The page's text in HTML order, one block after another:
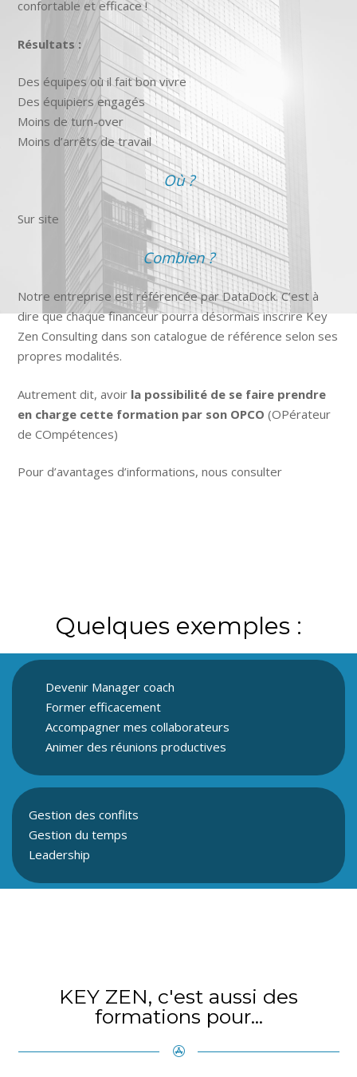
confortable et efficace !
Résultats :
Des équipes où il fait bon vivre
Des équipiers engagés
Moins de turn-over
Moins d’arrêts de travail
Où ?
Sur site
Combien ?
Notre entreprise est référencée par DataDock. C’est à
dire que chaque financeur pourra désormais inscrire Key
Zen Consulting dans son catalogue de référence selon ses
propres modalités.
Autrement dit, avoir la possibilité de se faire prendre
en charge cette formation par son OPCO (OPérateur
de COmpétences)
Pour d’avantages d’informations, nous consulter
Quelques exemples :
Devenir Manager coach
Former efficacement
Accompagner mes collaborateurs
Animer des réunions productives
Gestion des conflits
Gestion du temps
Leadership
KEY ZEN, c'est aussi des
formations pour...